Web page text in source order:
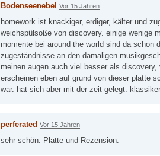
Bodenseenebel Vor 15 Jahren
homework ist knackiger, erdiger, kälter und
weichspülsoße von discovery. einige wenige
momente bei around the world sind da schon
zugeständnisse an den damaligen
meinen augen auch viel besser als discovery,
erscheinen eben auf grund von dieser platte
war. hat sich aber mit der zeit gelegt.
perferated Vor 15 Jahren
sehr schön. Platte und Rezension.